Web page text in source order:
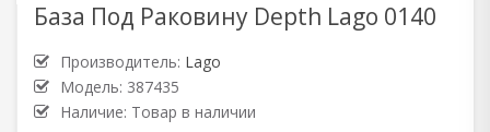
База Под Раковину Depth Lago 0140
Производитель: Lago
Модель: 387435
Наличие: Товар в наличии